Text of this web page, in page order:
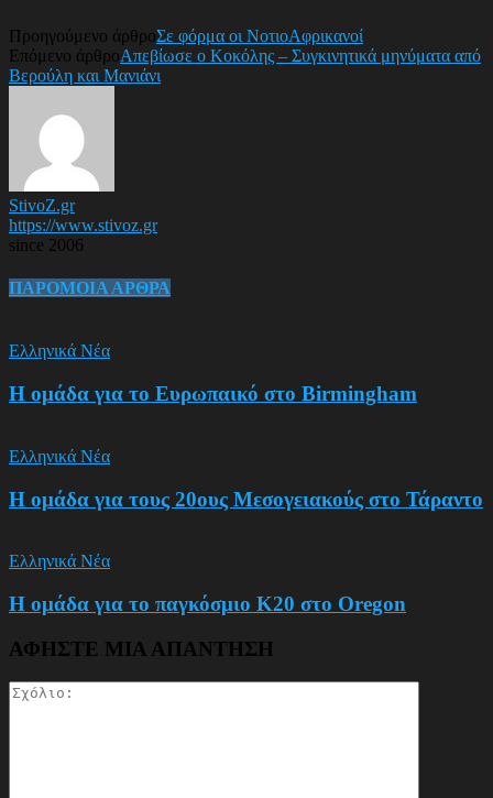
Προηγούμενο άρθροΣε φόρμα οι ΝοτιοΑφρικανοί
Επόμενο άρθροΑπεβίωσε ο Κοκόλης – Συγκινητικά μηνύματα από
Βερούλη και Μανιάνι
StivoZ.gr
https://www.stivoz.gr
since 2006
ΠΑΡΟΜΟΙΑ ΑΡΘΡΑ
Ελληνικά Νέα
Η ομάδα για το Ευρωπαικό στο Birmingham
Ελληνικά Νέα
Η ομάδα για τους 20ους Μεσογειακούς στο Τάραντο
Ελληνικά Νέα
Η ομάδα για το παγκόσμιο Κ20 στο Oregon
ΑΦΗΣΤΕ ΜΙΑ ΑΠΑΝΤΗΣΗ